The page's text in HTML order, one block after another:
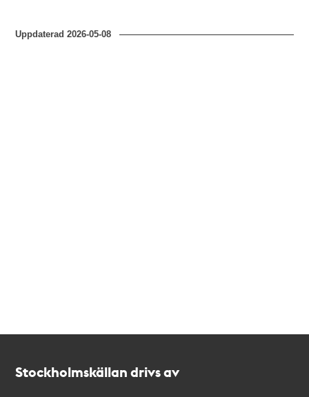
Uppdaterad2026-05-08
Stockholmskällan drivs av